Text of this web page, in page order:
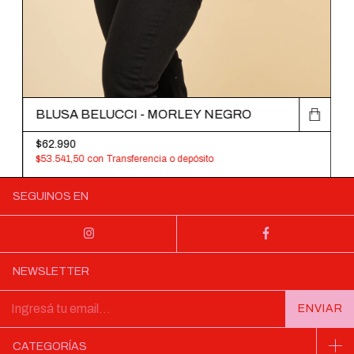
BLUSA BELUCCI - MORLEY NEGRO
$62.990
$53.541,50 con Transferencia o depósito
SEGUINOS EN
NEWSLETTER
CATEGORÍAS